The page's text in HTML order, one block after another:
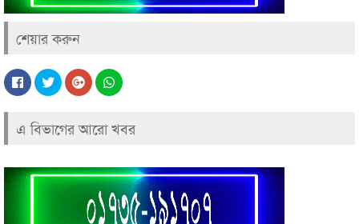
শেয়ার করুন
এ বিভাগের আরো খবর